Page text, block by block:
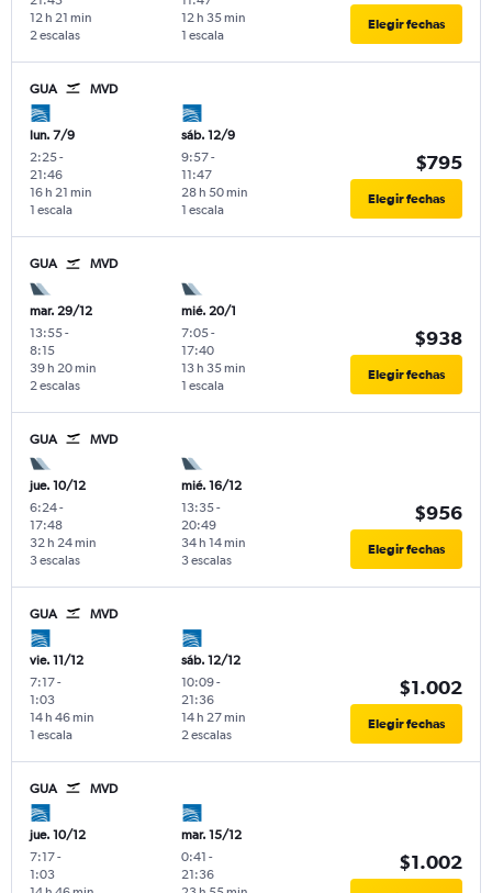
2 escalas
12 h 21 min
1 escala
12 h 35 min Elegir fechas
GUA MVD
lun. 7/9
2:25-
21:46
1 escala
16 h 21 min
sáb. 12/9
9:57-
11:47
1 escala
28 h 50 min
$795
Elegir fechas
GUA MVD
mar. 29/12
13:55-
8:15
2 escalas
39 h 20 min
mié. 20/1
7:05-
17:40
1 escala
13 h 35 min
$938
Elegir fechas
GUA MVD
jue. 10/12
6:24-
17:48
3 escalas
32 h 24 min
mié. 16/12
13:35-
20:49
3 escalas
34 h 14 min
$956
Elegir fechas
GUA MVD
vie. 11/12
7:17-
1:03
1 escala
14 h 46 min
sáb. 12/12
10:09-
21:36
2 escalas
14 h 27 min
$1.002
Elegir fechas
GUA MVD
jue. 10/12
7:17-
1:03
mar. 15/12
0:41 -
21:36
$1.002